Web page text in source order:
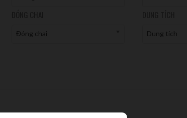
Đóng chai Dung tích